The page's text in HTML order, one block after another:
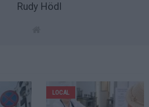
Rudy Hödl
LOCAL